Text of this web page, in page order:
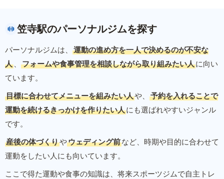
笠寺駅のパーソナルジムを探す
パーソナルジムは、
運動の進め方を一人で決めるのが不安な
人 、 フォームや食事管理を相談しながら取り組みたい人に向い
ています。
目標に合わせてメニューを組みたい人や、
予約を入れることで
運動を続けるきっかけを作りたい人にも選ばれやすいジャンル
です。
産後の体づくりやウェディング前など、時期や目的に合わせて
運動をしたい人にも向いています。
ここで得た運動や食事の知識は、将来スポーツジムで自主トレ